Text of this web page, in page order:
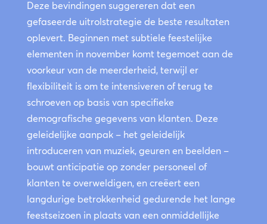
Deze bevindingen suggereren dat een
gefaseerde uitrolstrategie de beste resultaten
oplevert. Beginnen met subtiele feestelijke
elementen in november komt tegemoet aan de
voorkeur van de meerderheid, terwijl er
flexibiliteit is om te intensiveren of terug te
schroeven op basis van specifieke
demografische gegevens van klanten. Deze
geleidelijke aanpak – het geleidelijk
introduceren van muziek, geuren en beelden –
bouwt anticipatie op zonder personeel of
klanten te overweldigen, en creëert een
langdurige betrokkenheid gedurende het lange
feestseizoen in plaats van een onmiddellijke